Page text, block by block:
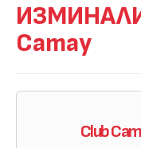
Camay
Club